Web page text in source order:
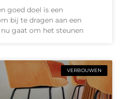
goed doel is een
bij te dragen aan een
gaat om het steunen
VERBOUWEN